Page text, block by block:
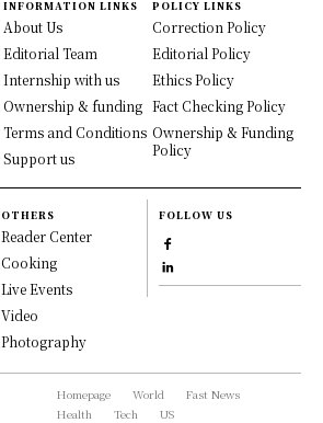
INFORMATION LINKS
About Us
Editorial Team
Internship with us
Ownership & funding
Terms and Conditions
Support us
POLICY LINKS
Correction Policy
Editorial Policy
Ethics Policy
Fact Checking Policy
Ownership & Funding
Policy
OTHERS
Reader Center
Cooking
Live Events
Video
Photography
FOLLOW US
Homepage World
Fast News
Health
Tech US